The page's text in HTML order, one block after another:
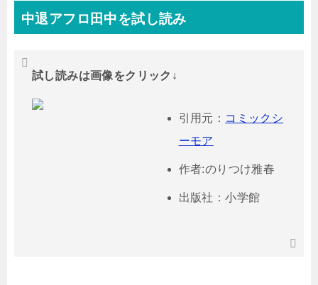
中退アフロ田中を試し読み
試し読みは画像をクリック↓
引用元： コミックシ
ーモア
作者:のりつけ雅春
出版社：小学館